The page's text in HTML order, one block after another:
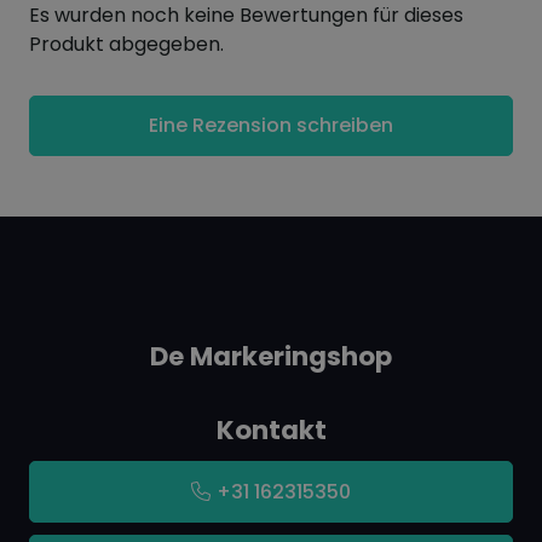
Integrierter Clip in der Kappe
Erhältlich in Schwarz, Rot und Blau
Es wurden noch keine Bewertungen für dieses
Produkt abgegeben.
Eine Rezension schreiben
De Markeringshop
Kontakt
+31 162315350